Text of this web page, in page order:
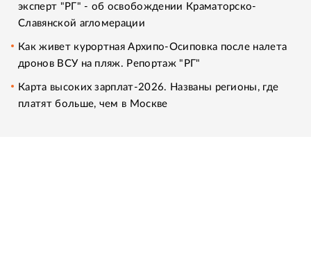
эксперт "РГ" - об освобождении Краматорско-
Славянской агломерации
Как живет курортная Архипо-Осиповка после налета
дронов ВСУ на пляж. Репортаж "РГ"
Карта высоких зарплат-2026. Названы регионы, где
платят больше, чем в Москве